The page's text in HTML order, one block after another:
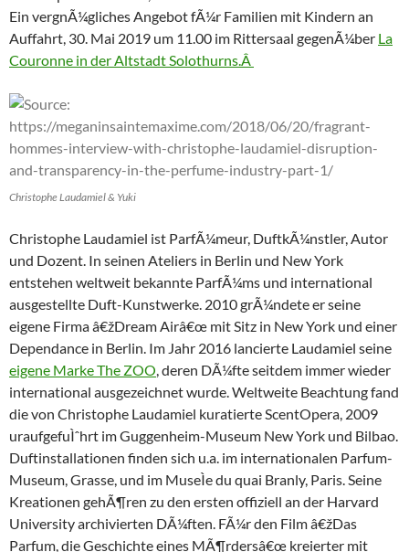
Ein vergnÃ¼gliches Angebot fÃ¼r Familien mit Kindern an
Auffahrt, 30. Mai 2019 um 11.00 im Rittersaal gegenÃ¼ber La
Couronne in der Altstadt Solothurns.Â
Christophe Laudamiel & Yuki
Christophe Laudamiel ist ParfÃ¼meur, DuftkÃ¼nstler, Autor
und Dozent. In seinen Ateliers in Berlin und New York
entstehen weltweit bekannte ParfÃ¼ms und international
ausgestellte Duft-Kunstwerke. 2010 grÃ¼ndete er seine
eigene Firma â€žDream Airâ€œ mit Sitz in New York und einer
Dependance in Berlin. Im Jahr 2016 lancierte Laudamiel seine
eigene Marke The ZOO, deren DÃ¼fte seitdem immer wieder
international ausgezeichnet wurde. Weltweite Beachtung fand
die von Christophe Laudamiel kuratierte ScentOpera, 2009
uraufgefuÌˆhrt im Guggenheim-Museum New York und Bilbao.
Duftinstallationen finden sich u.a. im internationalen Parfum-
Museum, Grasse, und im MuseÌe du quai Branly, Paris. Seine
Kreationen gehÃ¶ren zu den ersten offiziell an der Harvard
University archivierten DÃ¼ften. FÃ¼r den Film â€žDas
Parfum, die Geschichte eines MÃ¶rdersâ€œ kreierter mit